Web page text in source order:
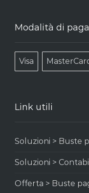
Modalità di
Visa
Link utili
Soluzioni > Buste
Soluzioni >
Offerta > Buste